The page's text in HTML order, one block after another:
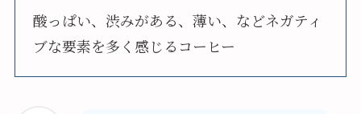
酸っぱい、渋みがある、薄い、などネガティ
ブな要素を多く感じるコーヒー